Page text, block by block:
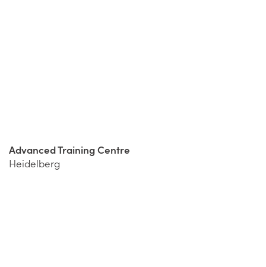
Advanced Training Centre
Heidelberg